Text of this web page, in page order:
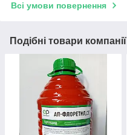
Всі умови повернення
Подібні товари компанії